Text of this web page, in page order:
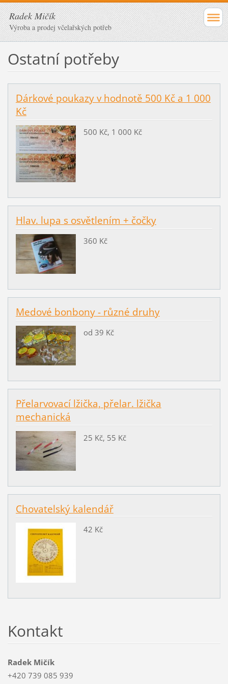
Radek Mičík
Výroba a prodej včelařských potřeb
Ostatní potřeby
Dárkové poukazy v hodnotě 500 Kč a 1 000
Kč
500 Kč, 1 000 Kč
Hlav. lupa s osvětlením + čočky
360 Kč
Medové bonbony - různé druhy
od 39 Kč
Přelarvovací lžička, přelar. lžička
mechanická
25 Kč, 55 Kč
Chovatelský kalendář
42 Kč
Kontakt
Radek Mičík
+420 739 085 939